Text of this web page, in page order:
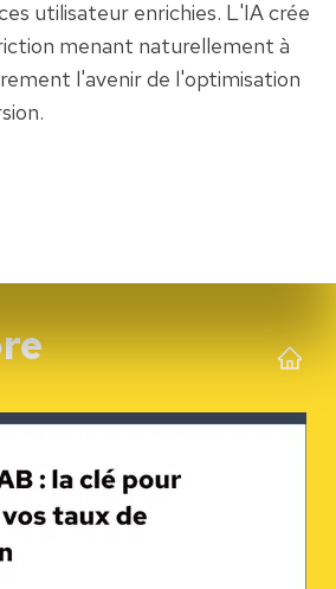
utilisateur enrichies. L'IA crée
menant naturellement à
l'avenir de l'optimisation